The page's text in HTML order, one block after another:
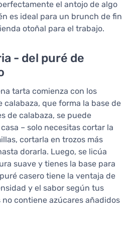
el antojo de algo
es ideal para un brunch de fin
otoñal para el trabajo.
- del puré de
tarta comienza con los
calabaza, que forma la base de
de calabaza, se puede
– solo necesitas cortar la
cortarla en trozos más
dorarla. Luego, se licúa
suave y tienes la base para
casero tiene la ventaja de
y el sabor según tus
no contiene azúcares añadidos